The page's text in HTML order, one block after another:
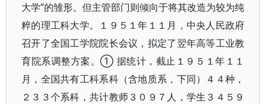
大学”的雏形。但主管部门则倾向于将其改造为较为纯
粹的理工科大学。１９５１年１１月，中央人民政府
召开了全国工学院院长会议，拟定了翌年高等工业教
育院系调整方案。① 据统计，截止１９５１年１１
月，全国共有工科系科（含地质系，下同）４４种，
２３３个系科，共计教师３０９７人，学生３４５９